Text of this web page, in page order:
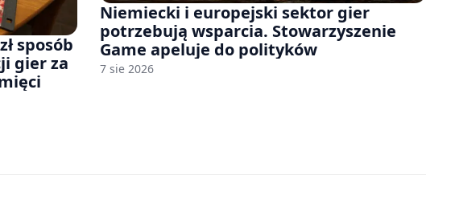
sposób
gier za
Niemiecki i europejski sektor gier
potrzebują wsparcia. Stowarzyszenie
Game apeluje do polityków
7 sie 2026